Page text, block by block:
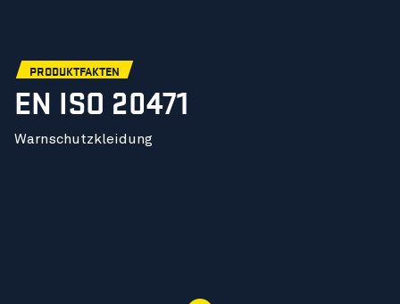
PRODUKTFAKTEN
EN ISO 20471
Warnschutzkleidung